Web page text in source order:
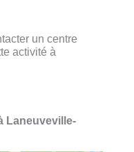
un centre
activité à
Laneuveville-